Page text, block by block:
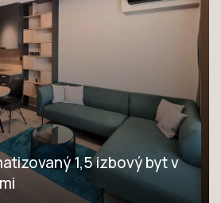
1,5 izbový byt v